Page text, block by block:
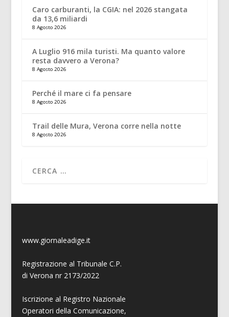
Caro carburanti, la CGIA: nel 2026 stangata
da 13,6 miliardi
8 Agosto 2026
A Luglio 916 mila turisti. Ma quanto valore
resta davvero a Verona?
8 Agosto 2026
Perché il mare ci fa pensare
8 Agosto 2026
Trail delle Mura, Verona corre nella notte
8 Agosto 2026
www.giornaleadige.it
Registrazione al Tribunale C.P.
di Verona nr 2173/2022
Iscrizione al Registro Nazionale
Operatori della Comunicazione,